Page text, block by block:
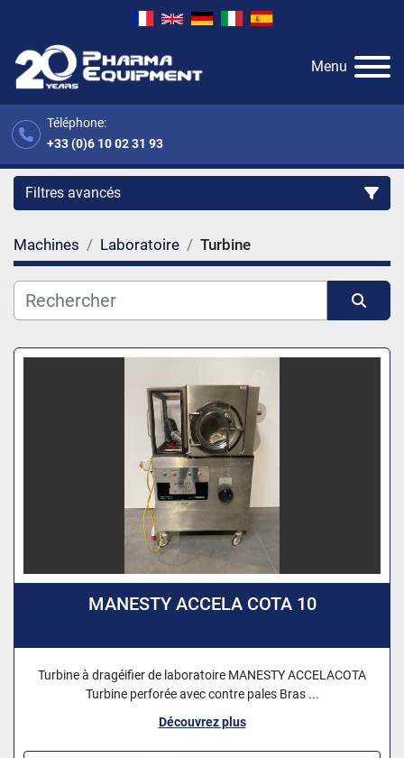
Téléphone:
+33 (0)6 10 02 31 93
Menu
Filtres avancés
Catégorie
Fabricant
Machines Laboratoire Turbine
MANESTY ACCELA COTA 10
Turbine à dragéifier de laboratoire MANESTY ACCELACOTA
Turbine perforée avec contre pales Bras ...
Découvrez plus